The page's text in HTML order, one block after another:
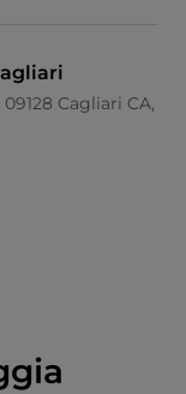
Cagliari CA,